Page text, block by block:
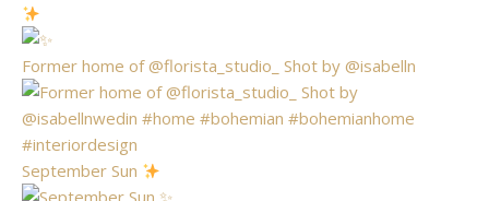
Former home of @florista_studio_ Shot by @isabelln
September Sun